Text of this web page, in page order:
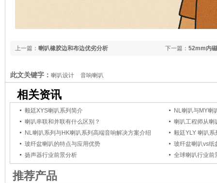
下一篇： 52mm内
上一篇： 喇叭橡胶边和布边优劣分析
此文关键字： 喇叭设计 音响喇叭
相关资讯
毅廷XYS喇叭系列简介
NL喇叭与MY喇
喇叭串联和并联有什么区别？
NL喇叭系列与HK喇叭系列高端音响解决方案介绍
毅廷YLY 喇叭系
玻纤盆喇叭的特点与应用优势
玻纤盆喇叭vs纸
扬声器行业前景分析
全球喇叭行业前
推荐产品